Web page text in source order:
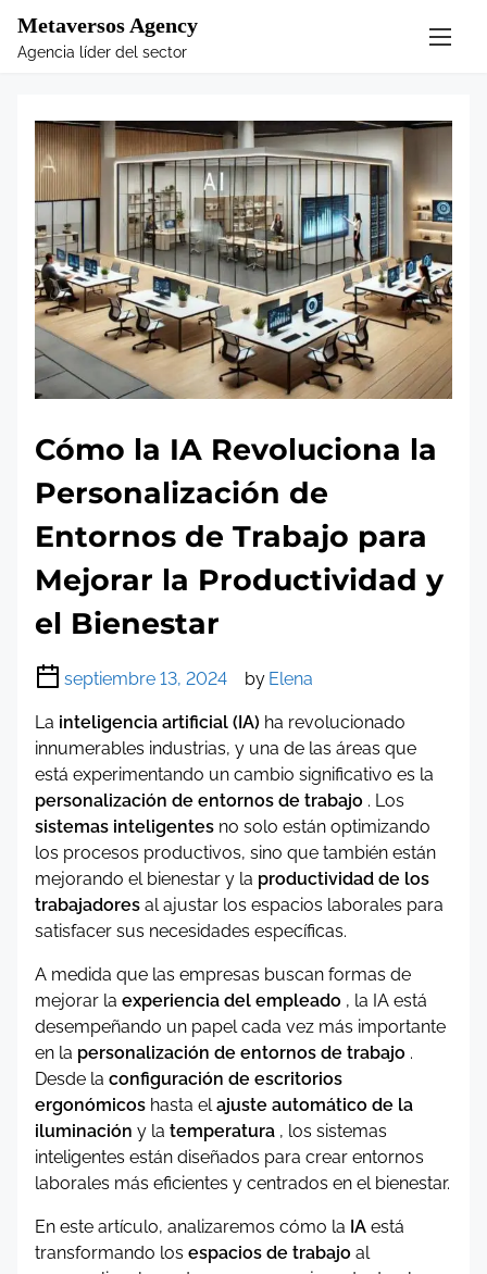
Metaversos Agency
Agencia líder del sector
Cómo la IA Revoluciona la
Personalización de
Entornos de Trabajo para
Mejorar la Productividad y
el Bienestar
septiembre 13, 2024 by Elena
La inteligencia artificial (IA) ha revolucionado
innumerables industrias, y una de las áreas que
está experimentando un cambio significativo es la
personalización de entornos de trabajo . Los
sistemas inteligentes no solo están optimizando
los procesos productivos, sino que también están
mejorando el bienestar y la productividad de los
trabajadores al ajustar los espacios laborales para
satisfacer sus necesidades específicas.
A medida que las empresas buscan formas de
mejorar la experiencia del empleado , la IA está
desempeñando un papel cada vez más importante
en la personalización de entornos de trabajo .
Desde la configuración de escritorios
ergonómicos hasta elajuste automático de la
iluminación y la temperatura , los sistemas
inteligentes están diseñados para crear entornos
laborales más eficientes y centrados en el bienestar.
En este artículo, analizaremos cómo la IA está
transformando los espacios de trabajo al